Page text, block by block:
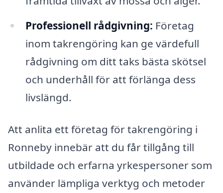
Professionell rådgivning: Företag
inom takrengöring kan ge värdefull
rådgivning om ditt taks bästa skötsel
och underhåll för att förlänga dess
livslängd.
Att anlita ett företag för takrengöring i
Ronneby innebär att du får tillgång till
utbildade och erfarna yrkespersoner som
använder lämpliga verktyg och metoder